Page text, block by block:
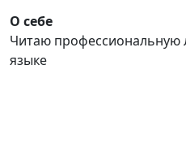
О себе
Читаю профессиональную
языке